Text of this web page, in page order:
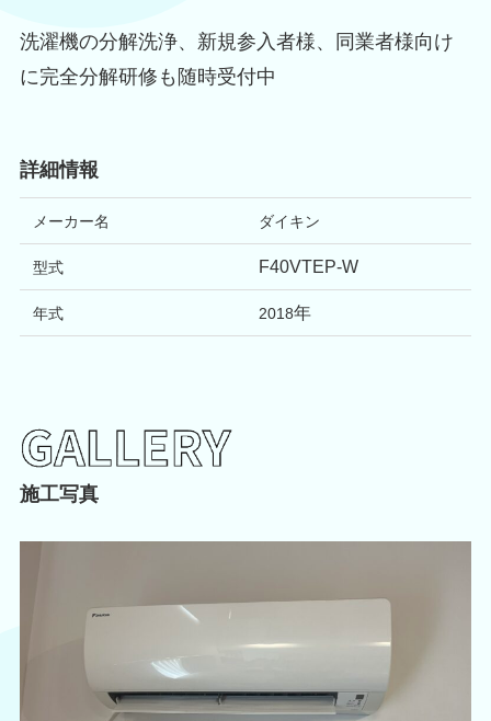
洗濯機の分解洗浄、新規参入者様、同業者様向け
に完全分解研修も随時受付中
詳細情報
メーカー名 ダイキン
型式 F40VTEP-W
年式 2018年
施工写真